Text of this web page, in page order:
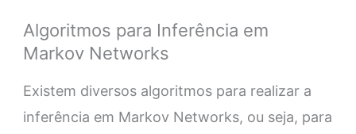
Algoritmos para Inferência em
Markov Networks
Existem diversos algoritmos para realizar a
inferência em Markov Networks, ou seja, para